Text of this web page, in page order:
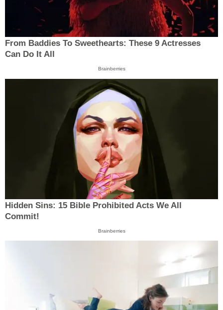
From Baddies To Sweethearts: These 9 Actresses
Can Do It All
Brainberries
Hidden Sins: 15 Bible Prohibited Acts We All
Commit!
Brainberries